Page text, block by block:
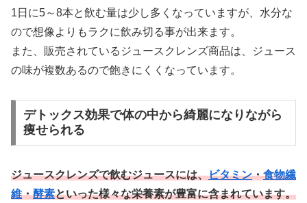
1日に5～8本と飲む量は少し多くなっていますが、水分な
ので想像よりもラクに飲み切る事が出来ます。
また、販売されているジュースクレンズ商品は、ジュース
の味が複数あるので飽きにくくなっています。
デトックス効果で体の中から綺麗になりながら
痩せられる
ジュースクレンズで飲むジュースには、ビタミン・食物繊
維・酵素といった様々な栄養素が豊富に含まれています。